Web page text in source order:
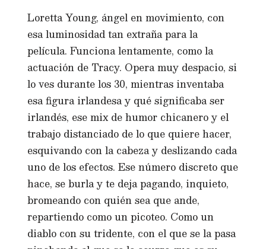
Loretta Young, ángel en movimiento, con
esa luminosidad tan extraña para la
película. Funciona lentamente, como la
actuación de Tracy. Opera muy despacio, si
lo ves durante los 30, mientras inventaba
esa figura irlandesa y qué significaba ser
irlandés, ese mix de humor chicanero y el
trabajo distanciado de lo que quiere hacer,
esquivando con la cabeza y deslizando cada
uno de los efectos. Ese número discreto que
hace, se burla y te deja pagando, inquieto,
bromeando con quién sea que ande,
repartiendo como un picoteo. Como un
diablo con su tridente, con el que se la pasa